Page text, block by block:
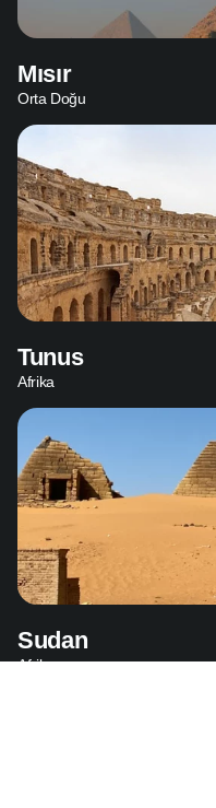
Mısır
Orta Doğu
Tunus
Afrika
Sudan
Afrika